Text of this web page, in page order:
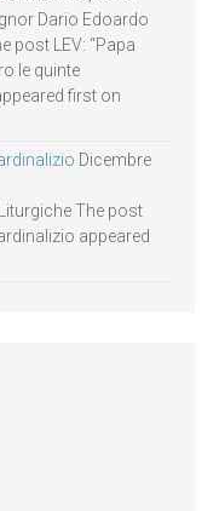
Dario Edoardo
post LEV: “Papa
le quinte
first on
Dicembre
The post
appeared